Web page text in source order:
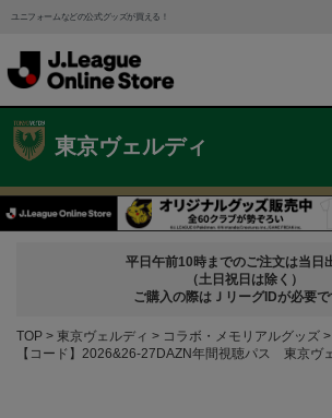
ユニフォームなどの公式グッズが買える！
東京ヴェルディ
平日午前10時までのご注文は当日
（土日祝日は除く）
ご購入の際はＪリーグIDが必要で
TOP 東京ヴェルディ コラボ・メモリアルグッズ
【コード】2026&26-27DAZN年間視聴パス 東京ヴ